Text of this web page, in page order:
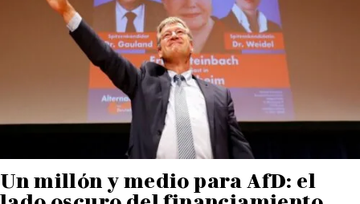
Un millón y medio para AfD: el